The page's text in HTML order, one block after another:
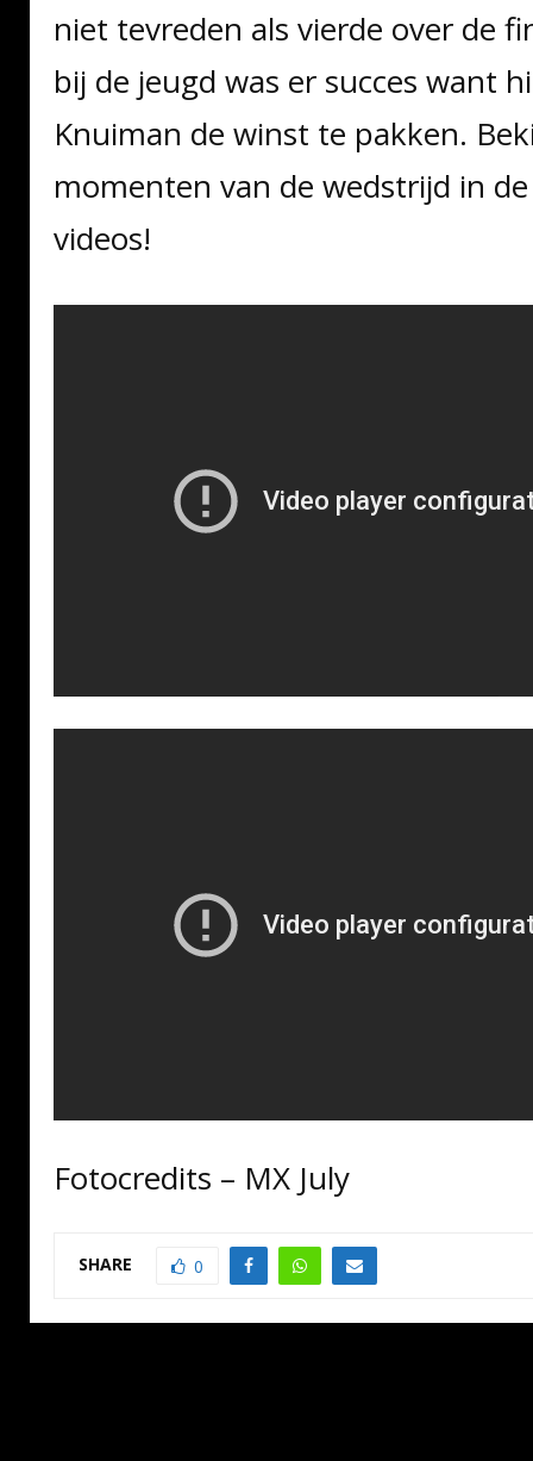
niet tevreden als vierde over de
bij de jeugd was er succes want
Knuiman de winst te pakken.
momenten van de wedstrijd in
videos!
Fotocredits – MX July
SHARE 0